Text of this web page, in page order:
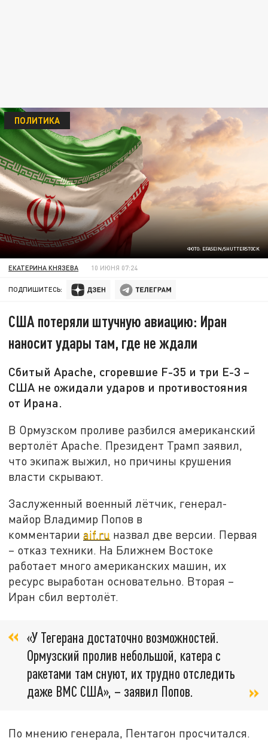
ФОТО: EFASEIN/SHUTTERSTOCK
ПОЛИТИКА
ЕКАТЕРИНА КНЯЗЕВА 10 ИЮНЯ 07:24
ПОДПИШИТЕСЬ:
США потеряли штучную авиацию: Иран
наносит удары там, где не ждали
Сбитый Apache, сгоревшие F-35 и три E-3 –
США не ожидали ударов и противостояния
от Ирана.
В Ормузском проливе разбился американский
вертолёт Apache. Президент Трамп заявил,
что экипаж выжил, но причины крушения
власти скрывают.
Заслуженный военный лётчик, генерал-
майор Владимир Попов в
комментарииaif.ru назвал две версии. Первая
– отказ техники. На Ближнем Востоке
работает много американских машин, их
ресурс выработан основательно. Вторая –
Иран сбил вертолёт.
«У Тегерана достаточно возможностей.
Ормузский пролив небольшой, катера с
ракетами там снуют, их трудно отследить
даже ВМС США», – заявил Попов.
По мнению генерала, Пентагон просчитался.